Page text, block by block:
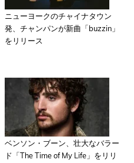
ニューヨークのチャイナタウン
発、チャンパンが新曲「buzzin」
をリリース
ベンソン・ブーン、壮大なバラー
ド「The Time of My Life」をリリ